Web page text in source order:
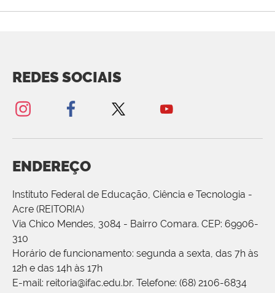
REDES SOCIAIS
ENDEREÇO
Instituto Federal de Educação, Ciência e Tecnologia -
Acre (REITORIA)
Via Chico Mendes, 3084 - Bairro Comara. CEP: 69906-
310
Horário de funcionamento: segunda a sexta, das 7h às
12h e das 14h às 17h
E-mail: reitoria@ifac.edu.br. Telefone: (68) 2106-6834